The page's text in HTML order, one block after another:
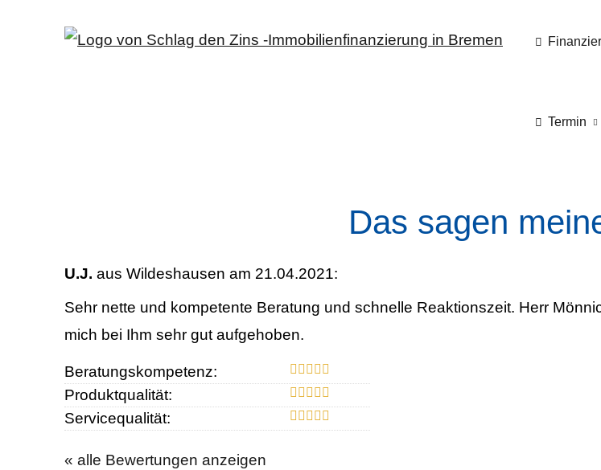
Termin
Das sagen
U.J. aus Wildeshausen am 21.04.2021:
Sehr nette und kompetente Beratung und schnelle Reaktionszeit. Herr
mich bei Ihm sehr gut aufgehoben.
Beratungskompetenz:
Produktqualität:
Servicequalität:
« alle Bewertungen anzeigen